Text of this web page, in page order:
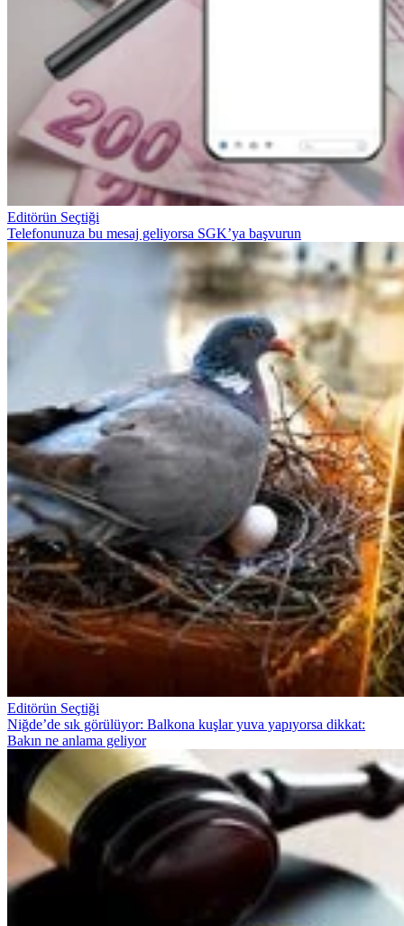
Editörün Seçtiği
Telefonunuza bu mesaj geliyorsa SGK’ya başvurun
Editörün Seçtiği
Niğde’de sık görülüyor: Balkona kuşlar yuva yapıyorsa dikkat:
Bakın ne anlama geliyor